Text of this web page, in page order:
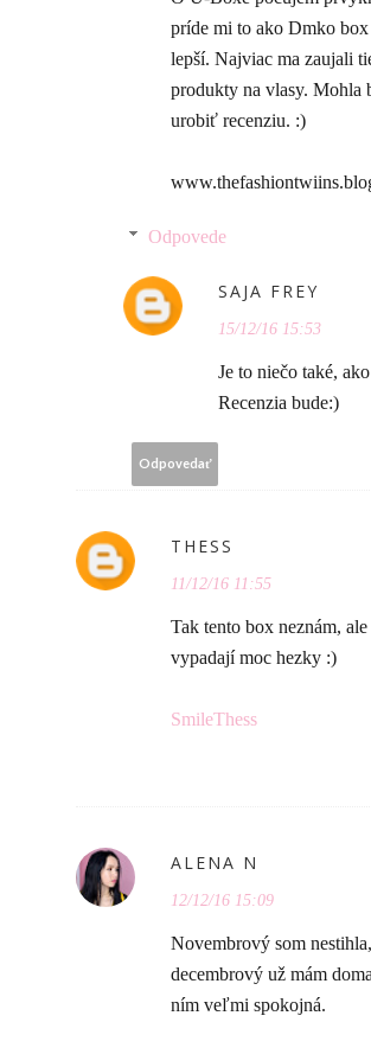
príde mi to ako Dmko
lepší. Najviac ma zaujali
produkty na vlasy. Mohla
urobiť recenziu. :)
Odpovede
SAJA FREY
15/12/16 15:53
Je to niečo také,
Recenzia bude:)
Odpovedať
THESS
11/12/16 11:55
Tak tento box neznám,
vypadají moc hezky :)
SmileThess
ALENA N
12/12/16 15:09
Novembrový som
decembrový už mám
ním veľmi spokojná.